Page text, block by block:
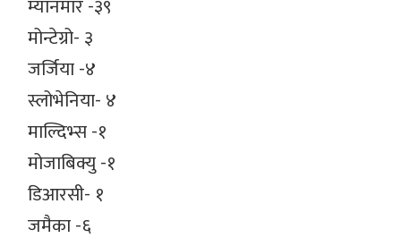
म्यानमार -३९
मोन्टेग्रो- ३
जर्जिया -४
स्लोभेनिया- ४
माल्दिभ्स -१
मोजाबिक्यु -१
डिआरसी- १
जमैका -६